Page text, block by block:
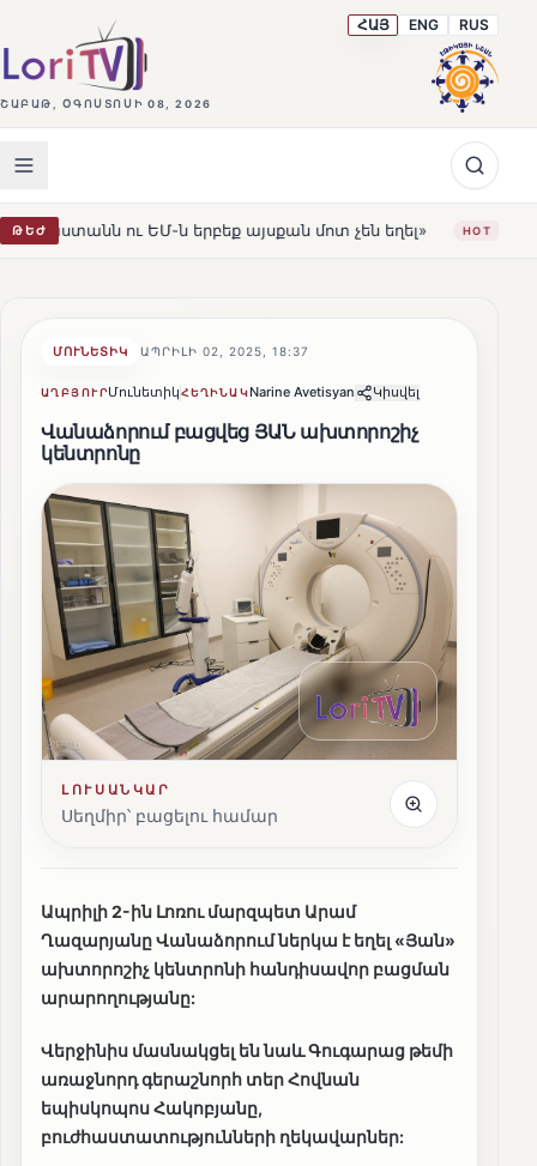
ՇԱԲԱԹ, ՕԳՈՍՏՈՍԻ 08, 2026
ՀԱՅ ENG RUS
ԹԵԺ
ն երբեք այսքան մոտ չեն եղել» HOT Լեռնահովիտի Սուրբ
ՄՈՒՆԵՏԻԿ ԱՊՐԻԼԻ 02, 2025, 18:37
ԱՂԲՅՈՒՐՄունետիկՀԵՂԻՆԱԿNarine Avetisyan Կիսվել
Վանաձորում բացվեց ՅԱՆ ախտորոշիչ
կենտրոնը
ԼՈՒՍԱՆԿԱՐ
Սեղմիր՝ բացելու համար
Ապրիլի 2-ին Լոռու մարզպետ Արամ
Ղազարյանը Վանաձորում ներկա է եղել «Յան»
ախտորոշիչ կենտրոնի հանդիսավոր բացման
արարողությանը:
Վերջինիս մասնակցել են նաև Գուգարաց թեմի
առաջնորդ գերաշնորհ տեր Հովնան
եպիսկոպոս Հակոբյանը,
բուժհաստատությունների ղեկավարներ: